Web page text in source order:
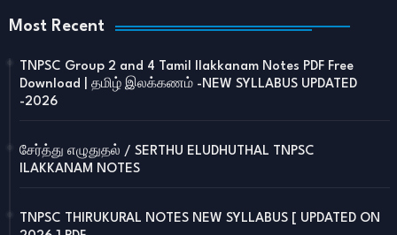
Most Recent
TNPSC Group 2 and 4 Tamil Ilakkanam Notes PDF Free
Download | தமிழ் இலக்கணம் -NEW SYLLABUS UPDATED
-2026
சேர்த்து எழுதுதல் / SERTHU ELUDHUTHAL TNPSC
ILAKKANAM NOTES
TNPSC THIRUKURAL NOTES NEW SYLLABUS [ UPDATED ON